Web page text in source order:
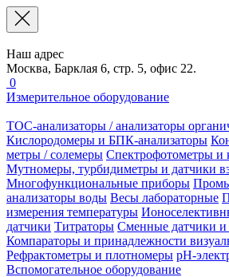
Наш адрес
Москва, Барклая 6, стр. 5, офис 22.
0
Измерительное оборудование
TOC-анализаторы / анализаторы
Кислородомеры и БПК-анализаторы
метры / солемеры Спектрофотометры и
Мутномеры, турбидиметры и датчики
Многофункциональные приборы
анализаторы воды Весы лабораторные
измерения температуры
датчики Титраторы Сменные датчики и
Компараторы и принадлежности
Рефрактометры и плотномеры pH-
Вспомогательное оборудование